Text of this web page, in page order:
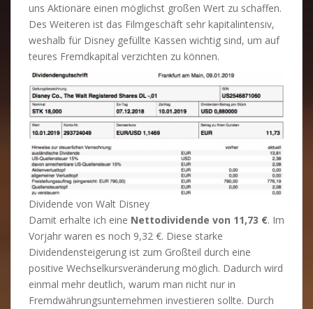
uns Aktionäre einen möglichst großen Wert zu schaffen.
Des Weiteren ist das Filmgeschäft sehr kapitalintensiv,
weshalb für Disney gefüllte Kassen wichtig sind, um auf
teures Fremdkapital verzichten zu können.
Dividende von Walt Disney
Damit erhalte ich eine Nettodividende von 11,73 €. Im
Vorjahr waren es noch 9,32 €. Diese starke
Dividendensteigerung ist zum Großteil durch eine
positive Wechselkursveränderung möglich. Dadurch wird
einmal mehr deutlich, warum man nicht nur in
Fremdwährungsunternehmen investieren sollte. Durch